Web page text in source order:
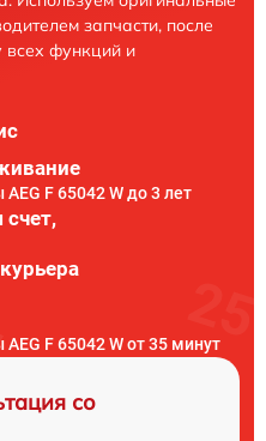
запчасти, после
всех функций и
F 65042 W до 3 лет
счет,
F 65042 W от 35 минут
со